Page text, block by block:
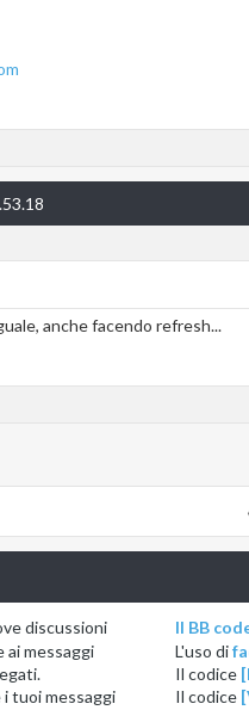
anche facendo refresh...
discussioni
ai messaggi
i tuoi messaggi
Il BB
L'uso di
Il codice
Il codice